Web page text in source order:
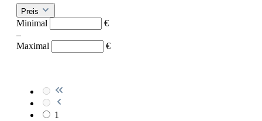
Preis
Minimal
€
–
Maximal
€
1